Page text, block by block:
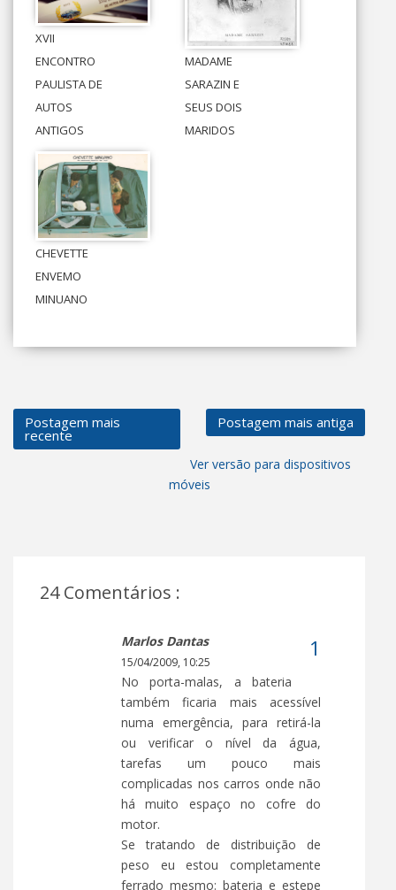
XVII
ENCONTRO
PAULISTA DE
AUTOS
ANTIGOS
MADAME
SARAZIN E
SEUS DOIS
MARIDOS
CHEVETTE
ENVEMO
MINUANO
Postagem mais
recente
Postagem mais antiga
Ver versão para dispositivos
móveis
24 Comentários :
Marlos Dantas
15/04/2009, 10:25
No porta-malas, a bateria
também ficaria mais acessível
numa emergência, para retirá-la
ou verificar o nível da água,
tarefas um pouco mais
complicadas nos carros onde não
há muito espaço no cofre do
motor.
Se tratando de distribuição de
peso eu estou completamente
ferrado mesmo: bateria e estepe